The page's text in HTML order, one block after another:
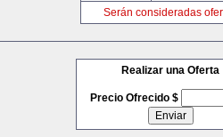
Serán consideradas
Realizar una Oferta
Precio Ofrecido $